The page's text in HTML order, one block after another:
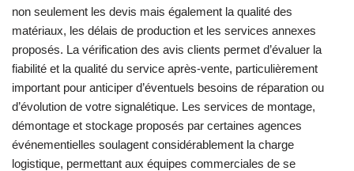
non seulement les devis mais également la qualité des
matériaux, les délais de production et les services annexes
proposés. La vérification des avis clients permet d’évaluer la
fiabilité et la qualité du service après-vente, particulièrement
important pour anticiper d’éventuels besoins de réparation ou
d’évolution de votre signalétique. Les services de montage,
démontage et stockage proposés par certaines agences
événementielles soulagent considérablement la charge
logistique, permettant aux équipes commerciales de se